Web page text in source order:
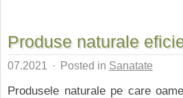
Produse naturale
07.2021 · Posted in Sanatate
Produsele naturale pe care